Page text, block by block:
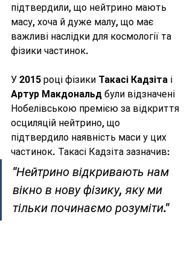
підтвердили, що нейтрино мають
масу, хоча й дуже малу, що має
важливі наслідки для космології та
фізики частинок.
У 2015 році фізики Такасі Кадзіта і
Артур Макдональд були відзначені
Нобелівською премією за відкриття
осциляцій нейтрино, що
підтвердило наявність маси у цих
частинок. Такасі Кадзіта зазначив:
"Нейтрино відкривають нам
вікно в нову фізику, яку ми
тільки починаємо розуміти."